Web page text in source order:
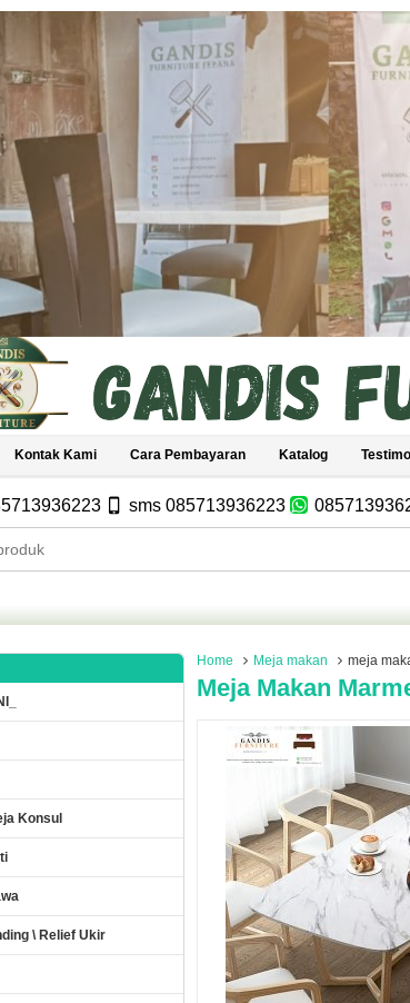
Kontak Kami Cara Pembayaran Katalog
sms 085713936223
Home Meja makan meja
Meja Makan
Konsul
\ Relief Ukir